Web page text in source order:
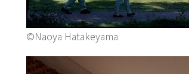
©Naoya Hatakeyama